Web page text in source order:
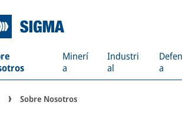
Minerí
a
Industri
al
a
THERMAL
Sobre Nosotros